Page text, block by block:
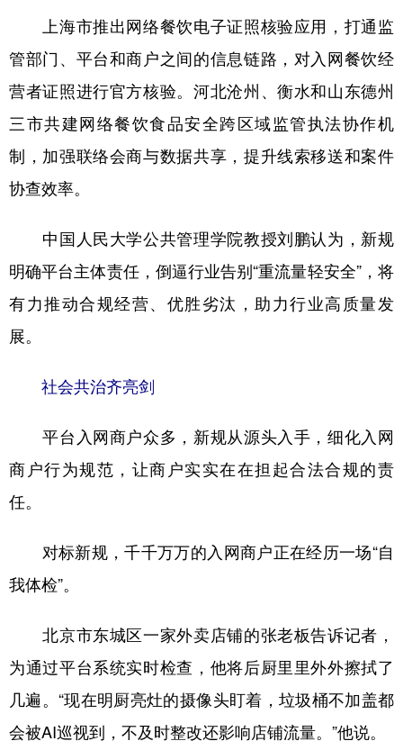
上海市推出网络餐饮电子证照核验应用，打通监
管部门、平台和商户之间的信息链路，对入网餐饮经
营者证照进行官方核验。河北沧州、衡水和山东德州
三市共建网络餐饮食品安全跨区域监管执法协作机
制，加强联络会商与数据共享，提升线索移送和案件
协查效率。
中国人民大学公共管理学院教授刘鹏认为，新规
明确平台主体责任，倒逼行业告别“重流量轻安全”，将
有力推动合规经营、优胜劣汰，助力行业高质量发
展。
社会共治齐亮剑
平台入网商户众多，新规从源头入手，细化入网
商户行为规范，让商户实实在在担起合法合规的责
任。
对标新规，千千万万的入网商户正在经历一场“自
我体检”。
北京市东城区一家外卖店铺的张老板告诉记者，
为通过平台系统实时检查，他将后厨里里外外擦拭了
几遍。“现在明厨亮灶的摄像头盯着，垃圾桶不加盖都
会被AI巡视到，不及时整改还影响店铺流量。”他说。